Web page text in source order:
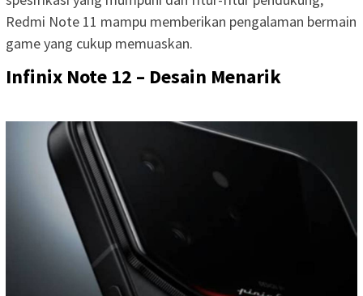
Redmi Note 11 mampu memberikan pengalaman bermain
game yang cukup memuaskan.
Infinix Note 12 – Desain Menarik